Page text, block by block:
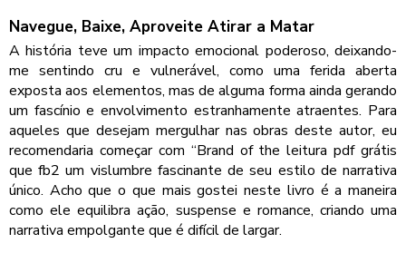
Navegue, Baixe, Aproveite Atirar a Matar
A história teve um impacto emocional poderoso, deixando-
me sentindo cru e vulnerável, como uma ferida aberta
exposta aos elementos, mas de alguma forma ainda gerando
um fascínio e envolvimento estranhamente atraentes. Para
aqueles que desejam mergulhar nas obras deste autor, eu
recomendaria começar com “Brand of the leitura pdf grátis
que fb2 um vislumbre fascinante de seu estilo de narrativa
único. Acho que o que mais gostei neste livro é a maneira
como ele equilibra ação, suspense e romance, criando uma
narrativa empolgante que é difícil de largar.